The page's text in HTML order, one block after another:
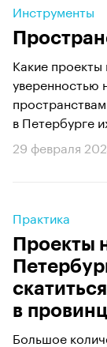
Инструменты
Какие
уверенностью
в Петербурге
29 февраля
Практика
Проекты
скатиться
в
Большое